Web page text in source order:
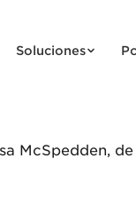
Soluciones
McSpedden,